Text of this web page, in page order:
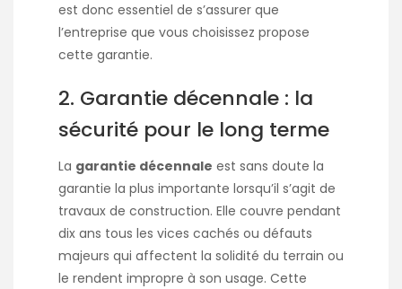
est donc essentiel de s’assurer que
l’entreprise que vous choisissez propose
cette garantie.
2. Garantie décennale : la
sécurité pour le long terme
La garantie décennale est sans doute la
garantie la plus importante lorsqu’il s’agit de
travaux de construction. Elle couvre pendant
dix ans tous les vices cachés ou défauts
majeurs qui affectent la solidité du terrain ou
le rendent impropre à son usage. Cette